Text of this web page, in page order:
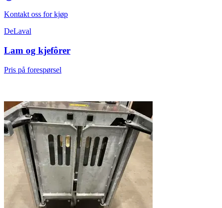
Kontakt oss for kjøp
DeLaval
Lam og kjefôrer
Pris på forespørsel